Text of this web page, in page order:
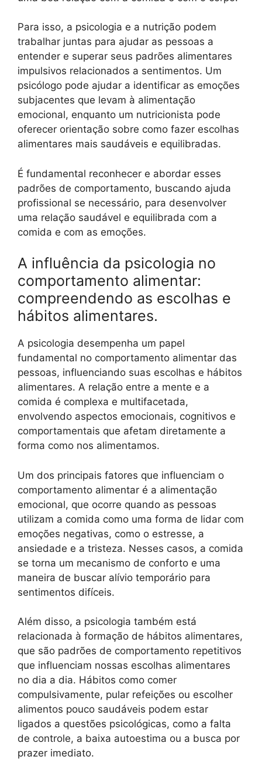
Para isso, a psicologia e a nutrição podem
trabalhar juntas para ajudar as pessoas a
entender e superar seus padrões alimentares
impulsivos relacionados a sentimentos. Um
psicólogo pode ajudar a identificar as emoções
subjacentes que levam à alimentação
emocional, enquanto um nutricionista pode
oferecer orientação sobre como fazer escolhas
alimentares mais saudáveis e equilibradas.
É fundamental reconhecer e abordar esses
padrões de comportamento, buscando ajuda
profissional se necessário, para desenvolver
uma relação saudável e equilibrada com a
comida e com as emoções.
A influência da psicologia no
comportamento alimentar:
compreendendo as escolhas e
hábitos alimentares.
A psicologia desempenha um papel
fundamental no comportamento alimentar das
pessoas, influenciando suas escolhas e hábitos
alimentares. A relação entre a mente e a
comida é complexa e multifacetada,
envolvendo aspectos emocionais, cognitivos e
comportamentais que afetam diretamente a
forma como nos alimentamos.
Um dos principais fatores que influenciam o
comportamento alimentar é a alimentação
emocional, que ocorre quando as pessoas
utilizam a comida como uma forma de lidar com
emoções negativas, como o estresse, a
ansiedade e a tristeza. Nesses casos, a comida
se torna um mecanismo de conforto e uma
maneira de buscar alívio temporário para
sentimentos difíceis.
Além disso, a psicologia também está
relacionada à formação de hábitos alimentares,
que são padrões de comportamento repetitivos
que influenciam nossas escolhas alimentares
no dia a dia. Hábitos como comer
compulsivamente, pular refeições ou escolher
alimentos pouco saudáveis podem estar
ligados a questões psicológicas, como a falta
de controle, a baixa autoestima ou a busca por
prazer imediato.